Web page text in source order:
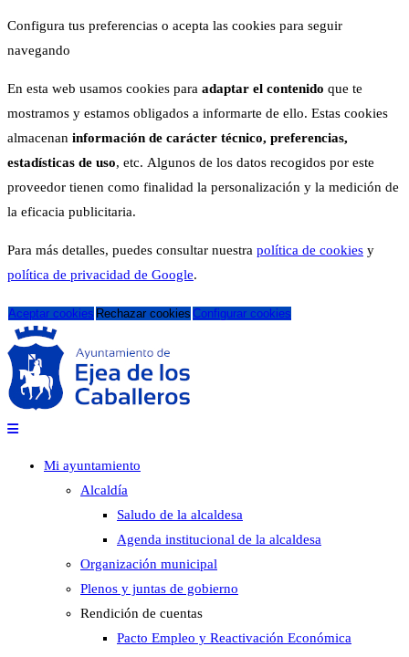
Configura tus preferencias o acepta las cookies para seguir
navegando
En esta web usamos cookies para adaptar el contenido que te
mostramos y estamos obligados a informarte de ello. Estas cookies
almacenan información de carácter técnico, preferencias,
estadísticas de uso, etc. Algunos de los datos recogidos por este
proveedor tienen como finalidad la personalización y la medición de
la eficacia publicitaria.
Para más detalles, puedes consultar nuestra política de cookies y
política de privacidad de Google.
Aceptar cookies Rechazar cookies Configurar cookies
Mi ayuntamiento
Alcaldía
Saludo de la alcaldesa
Agenda institucional de la alcaldesa
Organización municipal
Plenos y juntas de gobierno
Rendición de cuentas
Pacto Empleo y Reactivación Económica